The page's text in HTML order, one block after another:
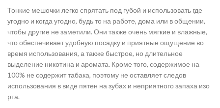
Тонкие мешочки легко спрятать под губой и использовать где
угодно и когда угодно, будь то на работе, дома или в общении,
чтобы другие не заметили. Они также очень мягкие и влажные,
что обеспечивает удобную посадку и приятные ощущение во
время использования, а также быстрое, но длительное
выделение никотина и аромата. Кроме того, содержимое на
100% не содержит табака, поэтому не оставляет следов
использования в виде пятен на зубах и неприятного запаха изо
рта.